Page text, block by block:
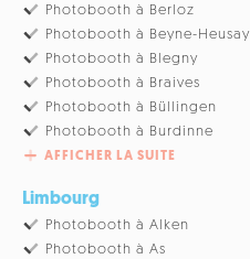
Photobooth à Berloz
Photobooth à Beyne-Heusay
Photobooth à Blegny
Photobooth à Braives
Photobooth à Büllingen
Photobooth à Burdinne
AFFICHER LA SUITE
Limbourg
Photobooth à Alken
Photobooth à As